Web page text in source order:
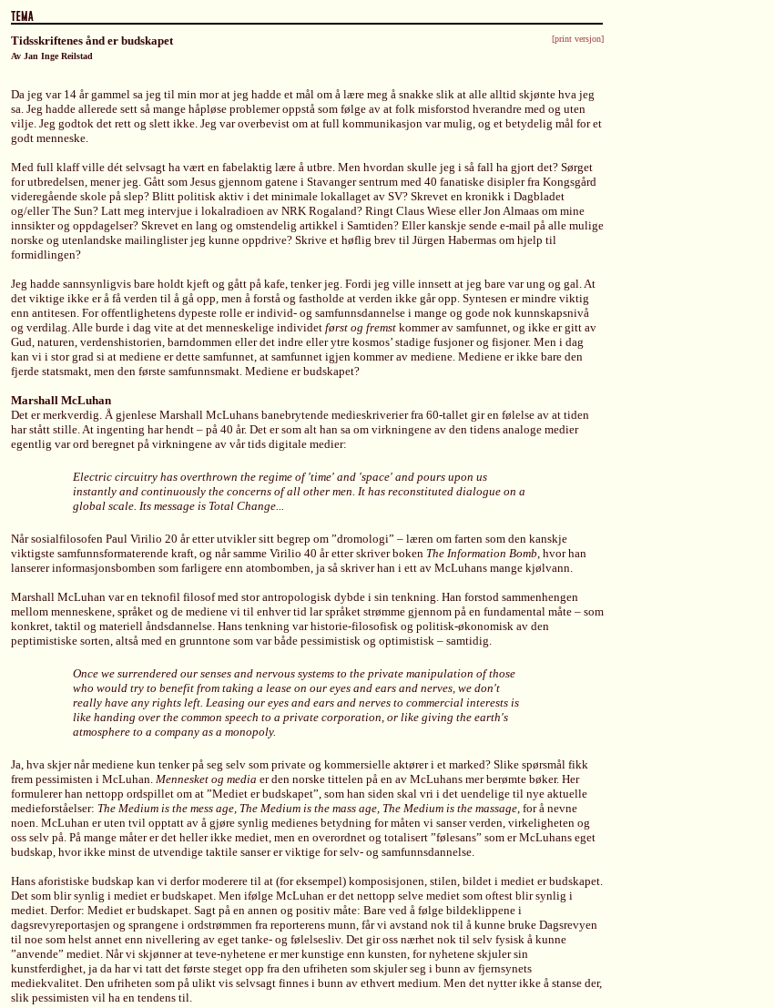
Tidsskriftenes ånd er budskapet
Av Jan Inge Reilstad
[print versjon]
Da jeg var 14 år gammel sa jeg til min mor at jeg hadde et mål om å lære meg å snakke slik at alle alltid skjønte hva jeg
sa. Jeg hadde allerede sett så mange håpløse problemer oppstå som følge av at folk misforstod hverandre med og uten
vilje. Jeg godtok det rett og slett ikke. Jeg var overbevist om at full kommunikasjon var mulig, og et betydelig mål for et
godt menneske.
Med full klaff ville dét selvsagt ha vært en fabelaktig lære å utbre. Men hvordan skulle jeg i så fall ha gjort det? Sørget
for utbredelsen, mener jeg. Gått som Jesus gjennom gatene i Stavanger sentrum med 40 fanatiske disipler fra Kongsgård
videregående skole på slep? Blitt politisk aktiv i det minimale lokallaget av SV? Skrevet en kronikk i Dagbladet
og/eller The Sun? Latt meg intervjue i lokalradioen av NRK Rogaland? Ringt Claus Wiese eller Jon Almaas om mine
innsikter og oppdagelser? Skrevet en lang og omstendelig artikkel i Samtiden? Eller kanskje sende e-mail på alle mulige
norske og utenlandske mailinglister jeg kunne oppdrive? Skrive et høflig brev til Jürgen Habermas om hjelp til
formidlingen?
Jeg hadde sannsynligvis bare holdt kjeft og gått på kafe, tenker jeg. Fordi jeg ville innsett at jeg bare var ung og gal. At
det viktige ikke er å få verden til å gå opp, men å forstå og fastholde at verden ikke går opp. Syntesen er mindre viktig
enn antitesen. For offentlighetens dypeste rolle er individ- og samfunnsdannelse i mange og gode nok kunnskapsnivå
og verdilag. Alle burde i dag vite at det menneskelige individet først og fremst kommer av samfunnet, og ikke er gitt av
Gud, naturen, verdenshistorien, barndommen eller det indre eller ytre kosmos’ stadige fusjoner og fisjoner. Men i dag
kan vi i stor grad si at mediene er dette samfunnet, at samfunnet igjen kommer av mediene. Mediene er ikke bare den
fjerde statsmakt, men den første samfunnsmakt. Mediene er budskapet?
Marshall McLuhan
Det er merkverdig. Å gjenlese Marshall McLuhans banebrytende medieskriverier fra 60-tallet gir en følelse av at tiden
har stått stille. At ingenting har hendt – på 40 år. Det er som alt han sa om virkningene av den tidens analoge medier
egentlig var ord beregnet på virkningene av vår tids digitale medier:
Electric circuitry has overthrown the regime of 'time' and 'space' and pours upon us
instantly and continuously the concerns of all other men. It has reconstituted dialogue on a
global scale. Its message is Total Change...
Når sosialfilosofen Paul Virilio 20 år etter utvikler sitt begrep om ”dromologi” – læren om farten som den kanskje
viktigste samfunnsformaterende kraft, og når samme Virilio 40 år etter skriver boken The Information Bomb, hvor han
lanserer informasjonsbomben som farligere enn atombomben, ja så skriver han i ett av McLuhans mange kjølvann.
Marshall McLuhan var en teknofil filosof med stor antropologisk dybde i sin tenkning. Han forstod sammenhengen
mellom menneskene, språket og de mediene vi til enhver tid lar språket strømme gjennom på en fundamental måte – som
konkret, taktil og materiell åndsdannelse. Hans tenkning var historie-filosofisk og politisk-økonomisk av den
peptimistiske sorten, altså med en grunntone som var både pessimistisk og optimistisk – samtidig.
Once we surrendered our senses and nervous systems to the private manipulation of those
who would try to benefit from taking a lease on our eyes and ears and nerves, we don't
really have any rights left. Leasing our eyes and ears and nerves to commercial interests is
like handing over the common speech to a private corporation, or like giving the earth's
atmosphere to a company as a monopoly.
Ja, hva skjer når mediene kun tenker på seg selv som private og kommersielle aktører i et marked? Slike spørsmål fikk
frem pessimisten i McLuhan. Mennesket og media er den norske tittelen på en av McLuhans mer berømte bøker. Her
formulerer han nettopp ordspillet om at ”Mediet er budskapet”, som han siden skal vri i det uendelige til nye aktuelle
medieforståelser: The Medium is the mess age, The Medium is the mass age, The Medium is the massage, for å nevne
noen. McLuhan er uten tvil opptatt av å gjøre synlig medienes betydning for måten vi sanser verden, virkeligheten og
oss selv på. På mange måter er det heller ikke mediet, men en overordnet og totalisert ”følesans” som er McLuhans eget
budskap, hvor ikke minst de utvendige taktile sanser er viktige for selv- og samfunnsdannelse.
Hans aforistiske budskap kan vi derfor moderere til at (for eksempel) komposisjonen, stilen, bildet i mediet er budskapet.
Det som blir synlig i mediet er budskapet. Men ifølge McLuhan er det nettopp selve mediet som oftest blir synlig i
mediet. Derfor: Mediet er budskapet. Sagt på en annen og positiv måte: Bare ved å følge bildeklippene i
dagsrevyreportasjen og sprangene i ordstrømmen fra reporterens munn, får vi avstand nok til å kunne bruke Dagsrevyen
til noe som helst annet enn nivellering av eget tanke- og følelsesliv. Det gir oss nærhet nok til selv fysisk å kunne
”anvende” mediet. Når vi skjønner at teve-nyhetene er mer kunstige enn kunsten, for nyhetene skjuler sin
kunstferdighet, ja da har vi tatt det første steget opp fra den ufriheten som skjuler seg i bunn av fjernsynets
mediekvalitet. Den ufriheten som på ulikt vis selvsagt finnes i bunn av ethvert medium. Men det nytter ikke å stanse der,
slik pessimisten vil ha en tendens til.